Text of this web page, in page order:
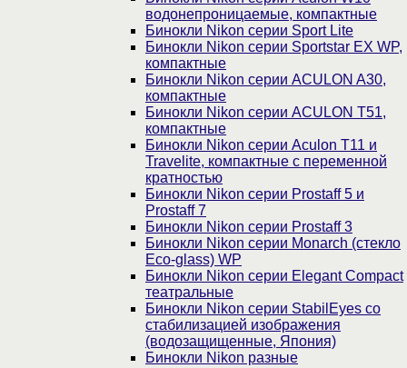
водонепроницаемые, компактные
Бинокли Nikon серии Sport Lite
Бинокли Nikon серии Sportstar EX WP,
компактные
Бинокли Nikon серии ACULON A30,
компактные
Бинокли Nikon серии ACULON Т51,
компактные
Бинокли Nikon серии Aculon T11 и
Travelite, компактные с переменной
кратностью
Бинокли Nikon серии Prostaff 5 и
Prostaff 7
Бинокли Nikon серии Prostaff 3
Бинокли Nikon серии Monarch (стекло
Eco-glass) WP
Бинокли Nikon серии Elegant Compact
театральные
Бинокли Nikon серии StabilEyes со
стабилизацией изображения
(водозащищенные, Япония)
Бинокли Nikon разные